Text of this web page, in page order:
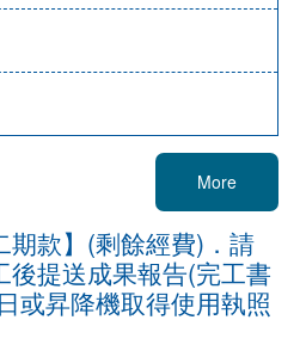
More
期款】(剩餘經費)．請
後提送成果報告(完工書
或昇降機取得使用執照